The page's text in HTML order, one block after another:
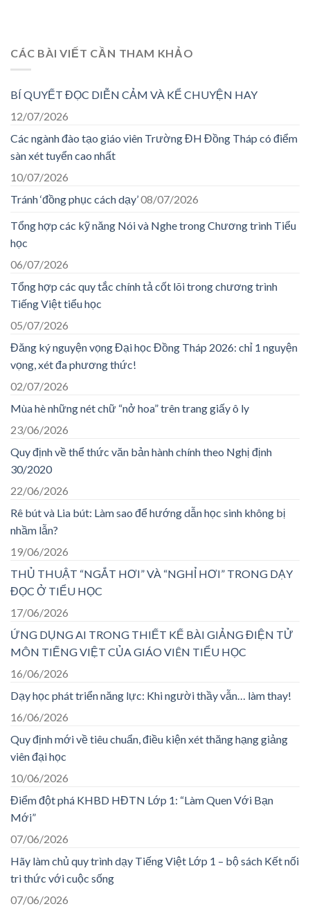
CÁC BÀI VIẾT CẦN THAM KHẢO
BÍ QUYẾT ĐỌC DIỄN CẢM VÀ KỂ CHUYỆN HAY
12/07/2026
Các ngành đào tạo giáo viên Trường ĐH Đồng Tháp có điểm
sàn xét tuyển cao nhất
10/07/2026
Tránh ‘đồng phục cách dạy’08/07/2026
Tổng hợp các kỹ năng Nói và Nghe trong Chương trình Tiểu
học
06/07/2026
Tổng hợp các quy tắc chính tả cốt lõi trong chương trình
Tiếng Việt tiểu học
05/07/2026
Đăng ký nguyện vọng Đại học Đồng Tháp 2026: chỉ 1 nguyện
vọng, xét đa phương thức!
02/07/2026
Mùa hè những nét chữ “nở hoa” trên trang giấy ô ly
23/06/2026
Quy định về thể thức văn bản hành chính theo Nghị định
30/2020
22/06/2026
Rê bút và Lia bút: Làm sao để hướng dẫn học sinh không bị
nhầm lẫn?
19/06/2026
THỦ THUẬT “NGẮT HƠI” VÀ “NGHỈ HƠI” TRONG DẠY
ĐỌC Ở TIỂU HỌC
17/06/2026
ỨNG DỤNG AI TRONG THIẾT KẾ BÀI GIẢNG ĐIỆN TỬ
MÔN TIẾNG VIỆT CỦA GIÁO VIÊN TIỂU HỌC
16/06/2026
Dạy học phát triển năng lực: Khi người thầy vẫn… làm thay!
16/06/2026
Quy định mới về tiêu chuẩn, điều kiện xét thăng hạng giảng
viên đại học
10/06/2026
Điểm đột phá KHBD HĐTN Lớp 1: “Làm Quen Với Bạn
Mới”
07/06/2026
Hãy làm chủ quy trình dạy Tiếng Việt Lớp 1 – bộ sách Kết nối
tri thức với cuộc sống
07/06/2026